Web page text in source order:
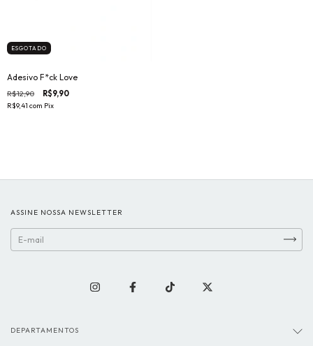
ESGOTADO
Adesivo F*ck Love
R$12,90 R$9,90
R$9,41 com Pix
ASSINE NOSSA NEWSLETTER
DEPARTAMENTOS